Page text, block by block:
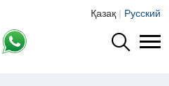
Қазақ | Русский